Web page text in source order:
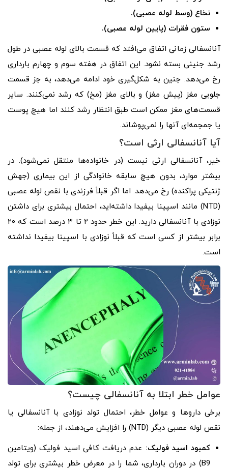
نخاع (وسط لوله عصبی).
ستون فقرات (پایین لوله عصبی).
آنانسفالی زمانی اتفاق می‌افتد که قسمت بالای لوله عصبی در طول
رشد جنینی بسته نشود. این اتفاق در هفته سوم و چهارم بارداری
رخ می‌دهد. جنین به شکل‌گیری خود ادامه می‌دهد، به جز قسمت
جلویی مغز (پیش مغز) و بالای مغز (مخ) که رشد نمی‌کنند. سایر
قسمت‌های مغز ممکن است طبق انتظار رشد کنند اما هیچ پوست
یا جمجمه‌ای آنها را نمی‌پوشاند.
آیا آنانسفالی ارثی است؟
خیر، آنانسفالی ارثی نیست (در خانواده‌ها منتقل نمی‌شود). در
بیشتر موارد، بدون هیچ سابقه خانوادگی از این بیماری (جهش
ژنتیکی پراکنده) رخ می‌دهد. اما اگر قبلاً فرزندی با نقص لوله عصبی
(NTD) مانند اسپینا بیفیدا داشته‌اید، احتمال بیشتری برای داشتن
نوزادی با آنانسفالی دارید. این خطر حدود ۲ تا ۳ درصد است که ۲۰
برابر بیشتر از کسی است که قبلاً نوزادی با اسپینا بیفیدا نداشته
است.
عوامل خطر ابتلا به آنانسفالی چیست؟
برخی داروها و عوامل خطر، احتمال تولد نوزادی با آنانسفالی یا
نقص لوله عصبی دیگر (NTD) را افزایش می‌دهند، از جمله:
کمبود اسید فولیک: عدم دریافت کافی اسید فولیک (ویتامین
B9) در دوران بارداری، شما را در معرض خطر بیشتری برای تولد